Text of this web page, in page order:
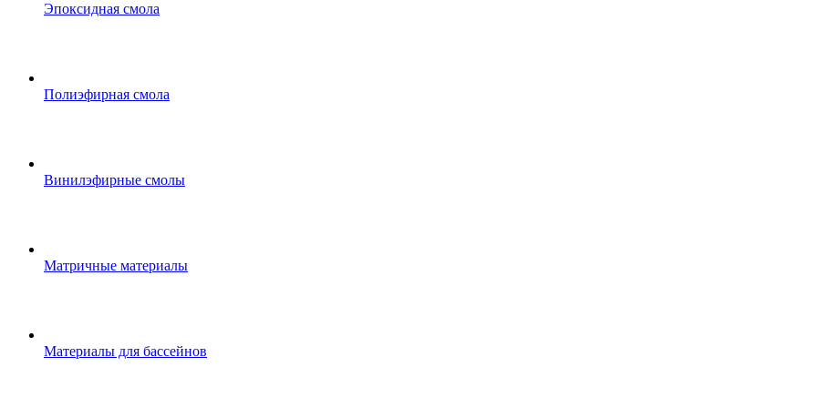
Эпоксидная смола
Полиэфирная смола
Винилэфирные смолы
Матричные материалы
Материалы для бассейнов